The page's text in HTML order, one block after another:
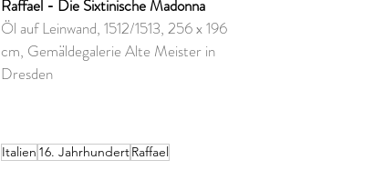
Raffael - Die Sixtinische Madonna
Öl auf Leinwand, 1512/1513, 256 x 196
cm, Gemäldegalerie Alte Meister in
Dresden
Italien 16. JahrhundertRaffael